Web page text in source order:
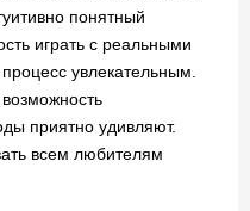
понятный
играть с реальными
увлекательным.
приятно удивляют.
всем любителям